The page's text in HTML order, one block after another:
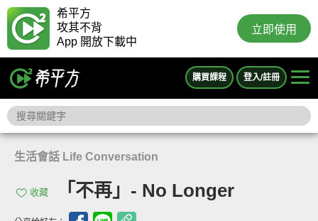
希平方
攻其不背
App 開放下載中
立即使用
購買課程 登入/註冊
生活會話 Life Conversation
收藏 「不再」- No Longer